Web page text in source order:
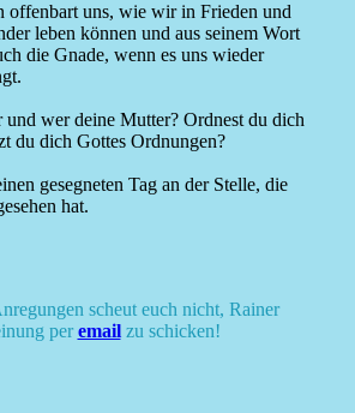
offenbart uns, wie wir in Frieden und
leben können und aus seinem Wort
die Gnade, wenn es uns wieder
und wer deine Mutter? Ordnest du dich
du dich Gottes Ordnungen?
gesegneten Tag an der Stelle, die
hat.
scheut euch nicht, Rainer
peremailzu schicken!